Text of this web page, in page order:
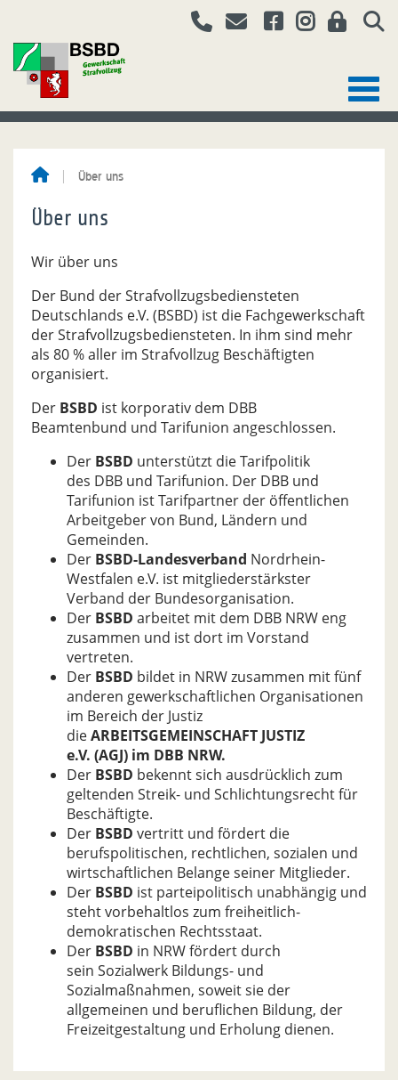
Über uns
Über uns
Wir über uns
Der Bund der Strafvollzugsbediensteten
Deutschlands e.V. (BSBD) ist die Fachgewerkschaft
der Strafvollzugsbedien­steten. In ihm sind mehr
als 80 % aller im Strafvollzug Beschäftigten
organisiert.
Der BSBD ist korporativ dem DBB
Beamtenbund und Tarifunion angeschlossen.
Der BSBD unterstützt die Tarifpolitik
des DBB und Tarifunion. Der DBB und
Tarifunion ist Tarifpartner der öffentlichen
Arbeit­geber von Bund, Ländern und
Gemeinden.
Der BSBD-Landesverband Nordrhein-
Westfalen e.V. ist mitgliederstärkster
Verband der Bundesorganisation.
Der BSBD arbeitet mit dem DBB NRW eng
zusammen und ist dort im Vorstand
vertreten.
Der BSBD bildet in NRW zusammen mit fünf
anderen ge­werkschaftlichen Organisationen
im Bereich der Justiz
dieARBEITSGEMEINSCHAFT JUSTIZ
e.V. (AGJ) im DBB NRW.
Der BSBD bekennt sich ausdrücklich zum
geltenden Streik- und Schlichtungsrecht für
Beschäftigte.
Der BSBD vertritt und fördert die
berufspolitischen, recht­lichen, sozialen und
wirtschaftlichen Belange seiner Mit­glieder.
Der BSBD ist parteipolitisch unabhängig und
steht vorbe­haltlos zum freiheitlich-
demokratischen Rechtsstaat.
Der BSBD in NRW fördert durch
sein Sozialwerk Bildungs- und
Sozialmaßnahmen, soweit sie der
allgemeinen und beruflichen Bildung, der
Freizeitgestaltung und Erholung dienen.